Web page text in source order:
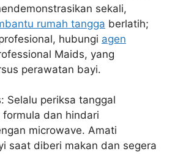
sekali,
rumah tangga berlatih;
hubungi agen
Maids, yang
perawatan bayi.
Selalu periksa tanggal
dan hindari
microwave. Amati
saat diberi makan dan segera